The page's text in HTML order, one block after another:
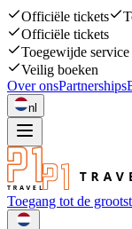
Officiële tickets
Officiële tickets
Toegewijde service
Veilig boeken
Over onsPartnerships
nl
Toegang tot de